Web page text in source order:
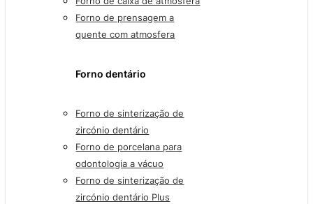
Forno de prensagem a
quente com atmosfera
Forno dentário
Forno de sinterização de
zircónio dentário
Forno de porcelana para
odontologia a vácuo
Forno de sinterização de
zircónio dentário Plus